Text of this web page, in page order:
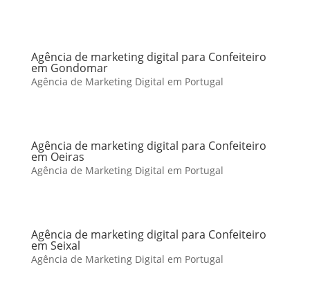
Agência de marketing digital para Confeiteiro
em Gondomar
Agência de Marketing Digital em Portugal
Agência de marketing digital para Confeiteiro
em Oeiras
Agência de Marketing Digital em Portugal
Agência de marketing digital para Confeiteiro
em Seixal
Agência de Marketing Digital em Portugal